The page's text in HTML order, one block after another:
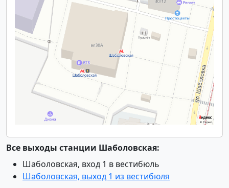
Все выходы станции Шаболовская:
Шаболовская, вход 1 в вестибюль
Шаболовская, выход 1 из вестибюля